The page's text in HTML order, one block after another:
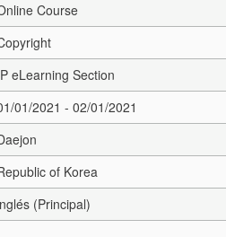
Course
eLearning Section
01/2021 - 02/01/2021
of Korea
(Principal)